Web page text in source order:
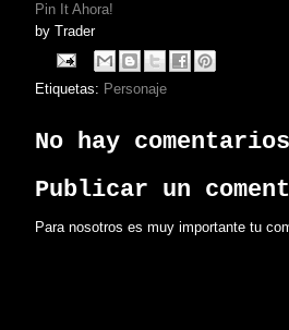
Pin It Ahora!
by Trader
Etiquetas: Personaje
No hay
Publicar un
Para nosotros es muy importante tu